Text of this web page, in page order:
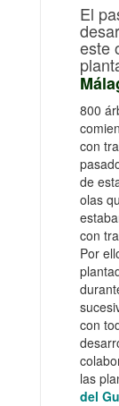
El
este
800
con
de
olas
con
Por
con
las
del